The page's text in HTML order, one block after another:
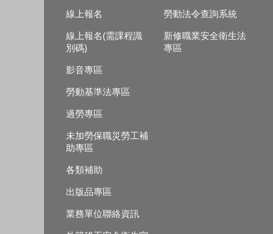
線上報名
線上報名(需課程識
別碼)
影音專區
勞動基準法專區
過勞專區
未加勞保職災勞工補
助專區
各類補助
出版品專區
業務單位聯絡資訊
勞動法令查詢系統
新修職業安全衛生法
專區